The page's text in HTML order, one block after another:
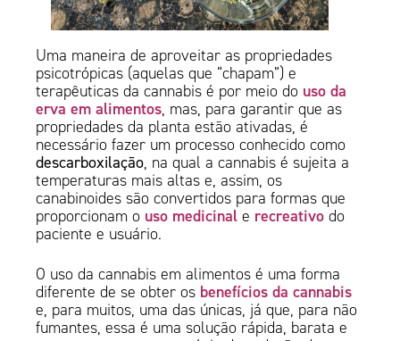
Uma maneira de aproveitar as propriedades
psicotrópicas (aquelas que “chapam”) e
terapêuticas da cannabis é por meio do uso da
erva em alimentos, mas, para garantir que as
propriedades da planta estão ativadas, é
necessário fazer um processo conhecido como
descarboxilação, na qual a cannabis é sujeita a
temperaturas mais altas e, assim, os
canabinoides são convertidos para formas que
proporcionam o uso medicinal e recreativodo
paciente e usuário.
O uso da cannabis em alimentos é uma forma
diferente de se obter os benefícios da cannabis
e, para muitos, uma das únicas, já que, para não
fumantes, essa é uma solução rápida, barata e